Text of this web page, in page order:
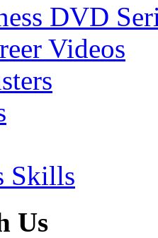
DVD
Videos
Skills
Us